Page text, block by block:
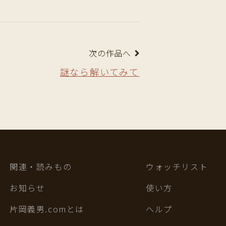
次の作品へ
謎なら解いてみて
関連・読みもの
お知らせ
片岡義男.comとは
ウォッチリスト
使い方
ヘルプ